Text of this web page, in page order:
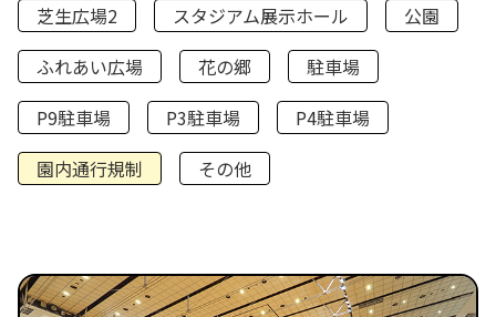
芝生広場2
スタジアム展示ホール
公園
ふれあい広場
花の郷
駐車場
P9駐車場
P3駐車場
P4駐車場
園内通行規制
その他